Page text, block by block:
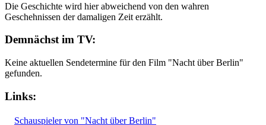
Die Geschichte wird hier abweichend von den wahren
Geschehnissen der damaligen Zeit erzählt.
Demnächst im TV:
Keine aktuellen Sendetermine für den Film "Nacht über Berlin"
gefunden.
Links:
Schauspieler von "Nacht über Berlin"